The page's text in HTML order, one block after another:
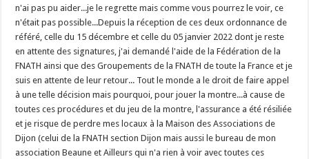
n'ai pas pu aider...je le regrette mais comme vous pourrez le voir, ce
n'était pas possible...Depuis la réception de ces deux ordonnance de
référé, celle du 15 décembre et celle du 05 janvier 2022 dont je reste
en attente des signatures, j'ai demandé l'aide de la Fédération de la
FNATH ainsi que des Groupements de la FNATH de toute la France et je
suis en attente de leur retour... Tout le monde a le droit de faire appel
à une telle décision mais pourquoi, pour jouer la montre...à cause de
toutes ces procédures et du jeu de la montre, l'assurance a été résiliée
et je risque de perdre mes locaux à la Maison des Associations de
Dijon (celui de la FNATH section Dijon mais aussi le bureau de mon
association Beaune et Ailleurs qui n'a rien à voir avec toutes ces